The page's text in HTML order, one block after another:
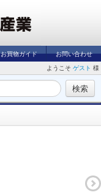
お買物ガイド
お問い合わせ
ようこそ ゲスト 様